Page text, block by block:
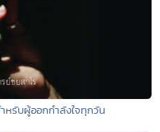
หรับผู้ออกกำลังใจทุกวัน